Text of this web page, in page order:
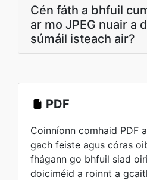
Cén fáth a bhfuil
ar mo JPEG nuair a
súmáil isteach air?
PDF
Coinníonn comhaid PDF
gach feiste agus córas
fhágann go bhfuil siad
doiciméid a roinnt a